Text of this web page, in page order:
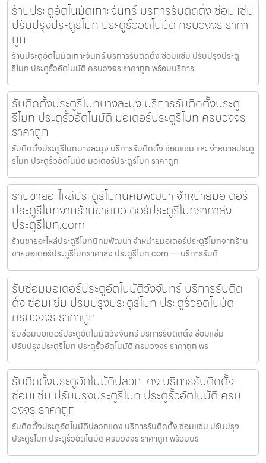
ร้านประตูอัตโนมัติเกาะจันทร์ บริการรับติดตั้ง ซ่อมแซ่ม
ปรับปรุงประตูรีโมท ประตูรั้วอัตโนมัติ ครบวงจร ราคา
ถูก
ร้านประตูอัตโนมัติเกาะจันทร์ บริการรับติดตั้ง ซ่อมแซ่ม ปรับปรุงประตู
รีโมท ประตูรั้วอัตโนมัติ ครบวงจร ราคาถูก พร้อมบริการ
รับติดตั้งประตูรีโมทบางละมุง บริการรับติดตั้งประตู
รีโมท ประตูรั้วอัตโนมัติ มอเตอร์ประตูรีโมท ครบวงจร
ราคาถูก
รับติดตั้งประตูรีโมทบางละมุง บริการรับติดตั้ง ซ่อมแซม และ จำหน่ายประตู
รีโมท ประตูรั้วอัตโนมัติ มอเตอร์ประตูรีโมท ราคาถูก
ร้านขายอะไหล่ประตูรีโมทนิคมพัฒนา จำหน่ายมอเตอร์
ประตูรีโมทจากร้านขายมอเตอร์ประตูรีโมทราคาส่ง
ประตูรีโมท.com
ร้านขายอะไหล่ประตูรีโมทนิคมพัฒนา จำหน่ายมอเตอร์ประตูรีโมทจากร้าน
ขายมอเตอร์ประตูรีโมทราคาส่ง ประตูรีโมท.com — บริการรับติ
รับซ่อมมอเตอร์ประตูอัตโนมัติวังจันทร์ บริการรับติด
ตั้ง ซ่อมแซ่ม ปรับปรุงประตูรีโมท ประตูรั้วอัตโนมัติ
ครบวงจร ราคาถูก
รับซ่อมมอเตอร์ประตูอัตโนมัติวังจันทร์ บริการรับติดตั้ง ซ่อมแซ่ม
ปรับปรุงประตูรีโมท ประตูรั้วอัตโนมัติ ครบวงจร ราคาถูก พร
รับติดตั้งประตูอัตโนมัติปลวกแดง บริการรับติดตั้ง
ซ่อมแซ่ม ปรับปรุงประตูรีโมท ประตูรั้วอัตโนมัติ ครบ
วงจร ราคาถูก
รับติดตั้งประตูอัตโนมัติปลวกแดง บริการรับติดตั้ง ซ่อมแซ่ม ปรับปรุง
ประตูรีโมท ประตูรั้วอัตโนมัติ ครบวงจร ราคาถูก พร้อมบริ